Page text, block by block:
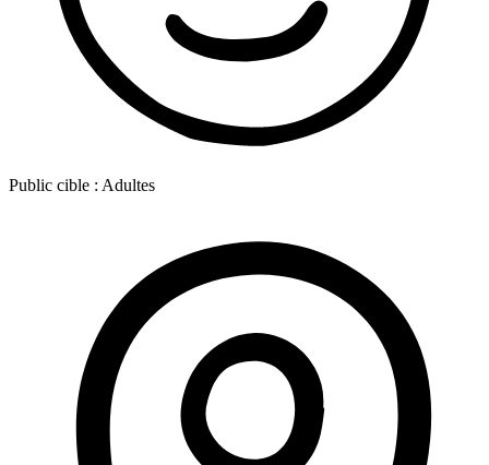
Public cible : Adultes